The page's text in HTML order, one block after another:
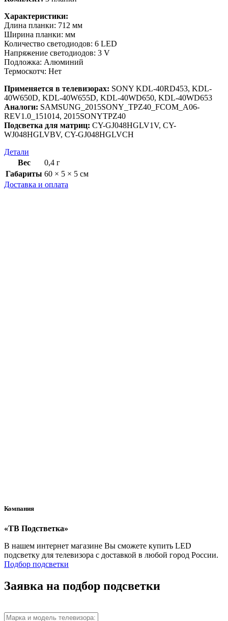
Характеристики:
Длина планки: 712 мм
Ширина планки: мм
Количество светодиодов: 6 LED
Напряжение светодиодов: 3 V
Подложка: Алюминий
Термоскотч: Нет
Применяется в телевизорах: SONY KDL-40RD453, KDL-
40W650D, KDL-40W655D, KDL-40WD650, KDL-40WD653
Аналоги: SAMSUNG_2015SONY_TPZ40_FCOM_A06-
REV1.0_151014, 2015SONYTPZ40
Подсветка для матриц: CY-GJ048HGLV1V, CY-
WJ048HGLVBV, CY-GJ048HGLVCH
Детали
Вес
0,4 г
Габариты 60 × 5 × 5 см
Доставка и оплата
Компания
«ТВ Подстветка»
В нашем интернет магазине Вы сможете купить LED
подсветку для телевизора с доставкой в любой город России.
Подбор подсветки
Заявка на подбор подсветки